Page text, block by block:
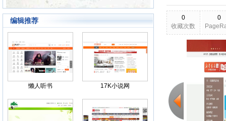
编辑推荐
懒人听书 17K小说网
0
收藏次数
0
更新日期